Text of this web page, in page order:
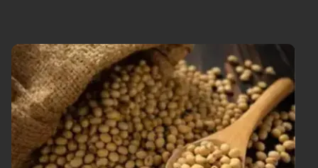
Agronegócios
Brasil
Brasil Mineral
Ciência &
Tecnologia
Cinema
Comportamento
Cultura
Economia
Educação
Infraestrutura
Internacional
Meio Ambiente
Podcast
Política
Saúde
Tempo